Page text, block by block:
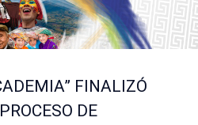
FINALIZÓ
DE